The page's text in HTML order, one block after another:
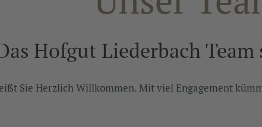
Hofgut Liederbach
Sie Herzlich Willkommen. Mit viel Engagement